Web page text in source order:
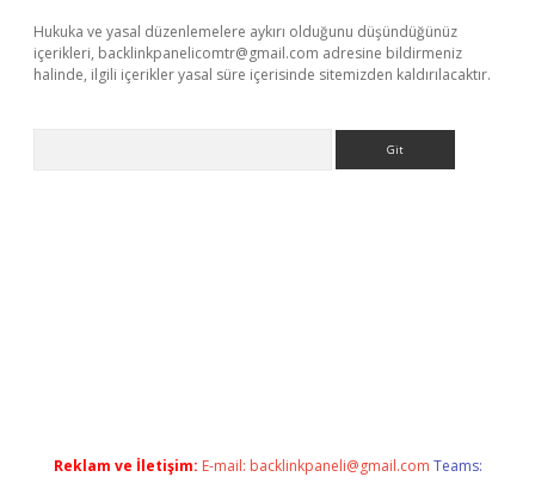
Hukuka ve yasal düzenlemelere aykırı olduğunu düşündüğünüz
içerikleri, backlinkpanelicomtr@gmail.com adresine bildirmeniz
halinde, ilgili içerikler yasal süre içerisinde sitemizden kaldırılacaktır.
Reklam ve İletişim: E-mail: backlinkpaneli@gmail.com Teams: